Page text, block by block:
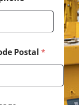
Postal *